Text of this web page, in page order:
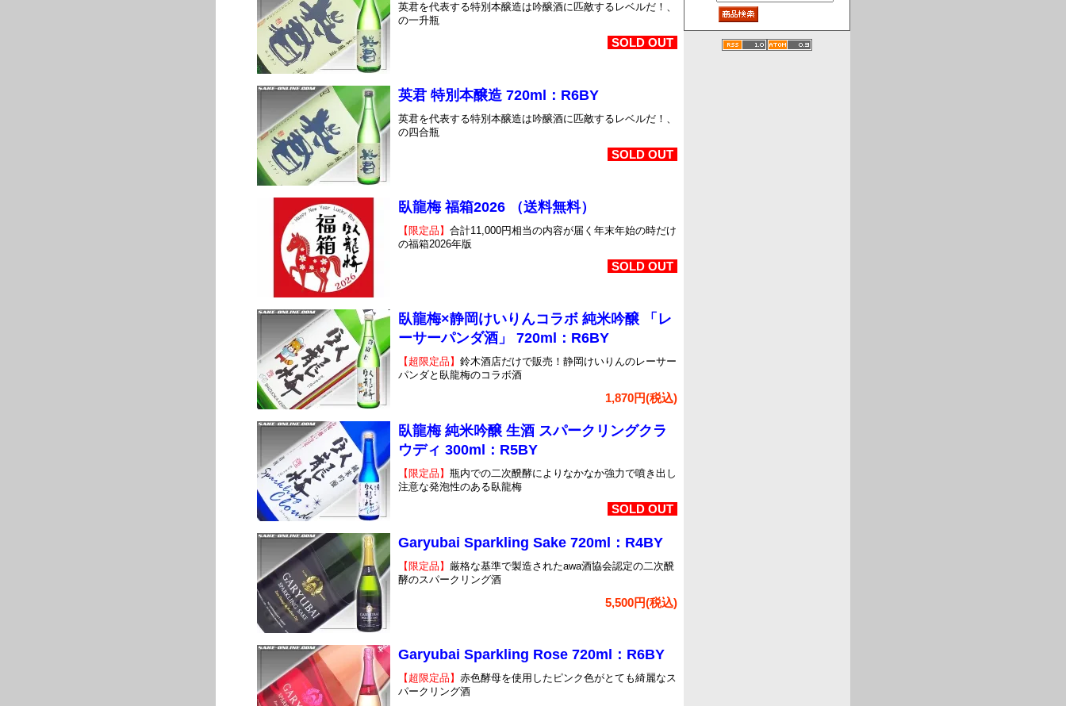
英君を代表する特別本醸造は吟醸酒に匹敵するレベルだ！、
の一升瓶
SOLD OUT
英君 特別本醸造 720ml：R6BY
英君を代表する特別本醸造は吟醸酒に匹敵するレベルだ！、
の四合瓶
SOLD OUT
臥龍梅 福箱2026 （送料無料）
【限定品】 合計11,000円相当の内容が届く年末年始の時だけ
の福箱2026年版
SOLD OUT
臥龍梅×静岡けいりんコラボ 純米吟醸 「レ
ーサーパンダ酒」 720ml：R6BY
【超限定品】 鈴木酒店だけで販売！静岡けいりんのレーサー
パンダと臥龍梅のコラボ酒
1,870円(税込)
臥龍梅 純米吟醸 生酒 スパークリングクラ
ウディ 300ml：R5BY
【限定品】 瓶内での二次醗酵によりなかなか強力で噴き出し
注意な発泡性のある臥龍梅
SOLD OUT
Garyubai Sparkling Sake 720ml：R4BY
【限定品】 厳格な基準で製造されたawa酒協会認定の二次醗
酵のスパークリング酒
5,500円(税込)
Garyubai Sparkling Rose 720ml：R6BY
【超限定品】 赤色酵母を使用したピンク色がとても綺麗なス
パークリング酒